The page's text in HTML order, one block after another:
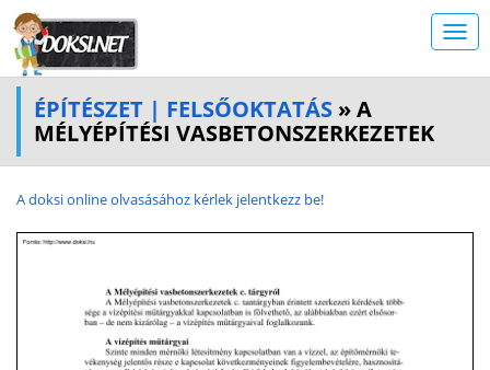
ÉPÍTÉSZET | FELSŐOKTATÁS » A
MÉLYÉPÍTÉSI VASBETONSZERKEZETEK
A doksi online olvasásához kérlek jelentkezz be!